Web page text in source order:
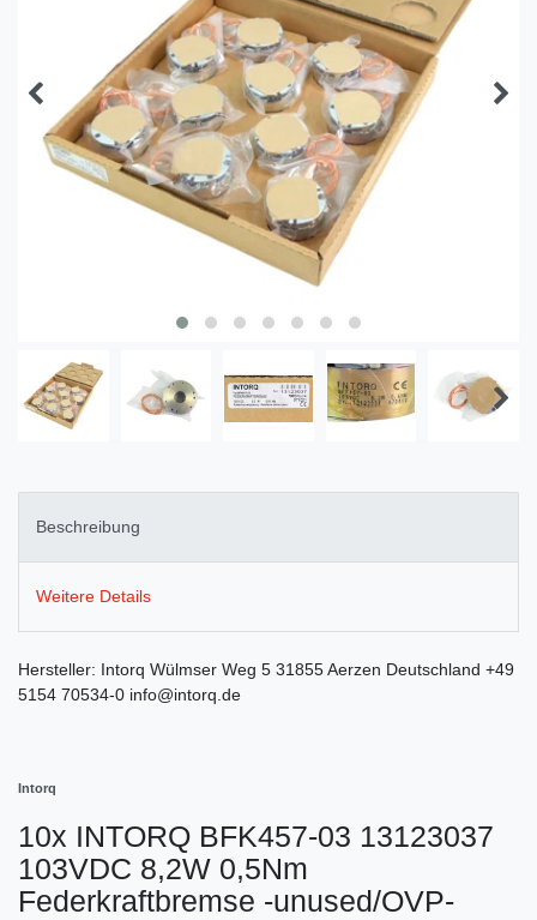
Beschreibung
Weitere Details
Hersteller: Intorq Wülmser Weg 5 31855Aerzen Deutschland +49
5154 70534-0 info@intorq.de
Intorq
10x INTORQ BFK457-03 13123037
103VDC 8,2W 0,5Nm
Federkraftbremse -unused/OVP-